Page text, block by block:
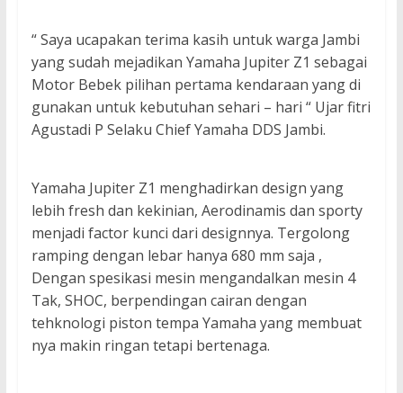
“ Saya ucapakan terima kasih untuk warga Jambi
yang sudah mejadikan Yamaha Jupiter Z1 sebagai
Motor Bebek pilihan pertama kendaraan yang di
gunakan untuk kebutuhan sehari – hari “ Ujar fitri
Agustadi P Selaku Chief Yamaha DDS Jambi.
Yamaha Jupiter Z1 menghadirkan design yang
lebih fresh dan kekinian, Aerodinamis dan sporty
menjadi factor kunci dari designnya. Tergolong
ramping dengan lebar hanya 680 mm saja ,
Dengan spesikasi mesin mengandalkan mesin 4
Tak, SHOC, berpendingan cairan dengan
tehknologi piston tempa Yamaha yang membuat
nya makin ringan tetapi bertenaga.